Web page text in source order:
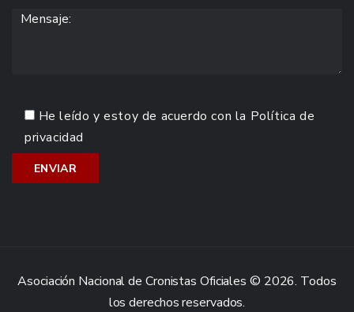
He leído y estoy de acuerdo con la Política de
privacidad
Asociación Nacional de Cronistas Oficiales © 2026. Todos
los derechos reservados.